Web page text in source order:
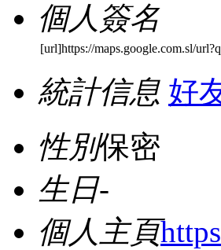
個人簽名
[url]https://maps.google.com.sl/
統計信息 好
性別保密
生日-
個人主頁